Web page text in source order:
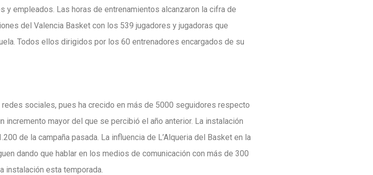
y empleados. Las horas de entrenamientos alcanzaron la cifra de
del Valencia Basket con los 539 jugadores y jugadoras que
Todos ellos dirigidos por los 60 entrenadores encargados de su
sociales, pues ha crecido en más de 5000 seguidores respecto
incremento mayor del que se percibió el año anterior. La instalación
de la campaña pasada. La influencia de L’Alqueria del Basket en la
dando que hablar en los medios de comunicación con más de 300
instalación esta temporada.